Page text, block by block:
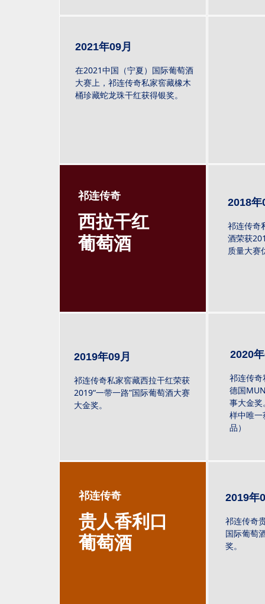
祁连传奇
西拉干红
葡萄酒
祁连传奇
酒荣获
质量大赛
2018年
祁连传奇私家窖藏西拉干红荣获
2019“一带一路”国际葡萄酒大赛
大金奖。
2019年09月
祁连传
德国
事大金
样中唯
品）
2020
祁连传奇
贵人香利口
葡萄酒
祁连传奇
国际葡萄
奖。
2019年
在2021中国（宁夏）国际葡萄酒
大赛上，祁连传奇私家窖藏橡木
桶珍藏蛇龙珠干红获得银奖。
2021年09月